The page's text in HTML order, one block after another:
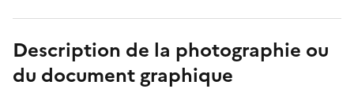
Description de la photographie ou
du document graphique